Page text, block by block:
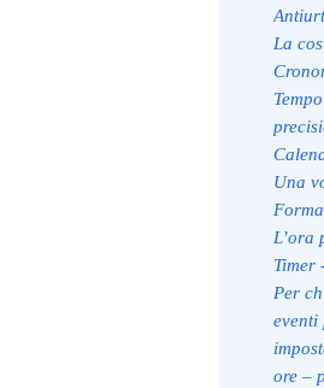
La
Una
L’ora
Timer
Per
eventi
ore –